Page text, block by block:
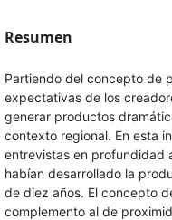
Resumen
Partiendo del concepto de
expectativas de los
generar productos
contexto regional. En esta
entrevistas en profundidad
habían desarrollado la
de diez años. El concepto
complemento al de